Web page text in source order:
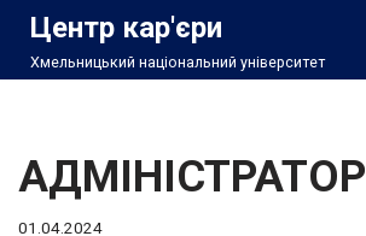
Перейти
Центр кар'єри
Хмельницький національний університет
АДМІНІСТРАТОР
01.04.2024